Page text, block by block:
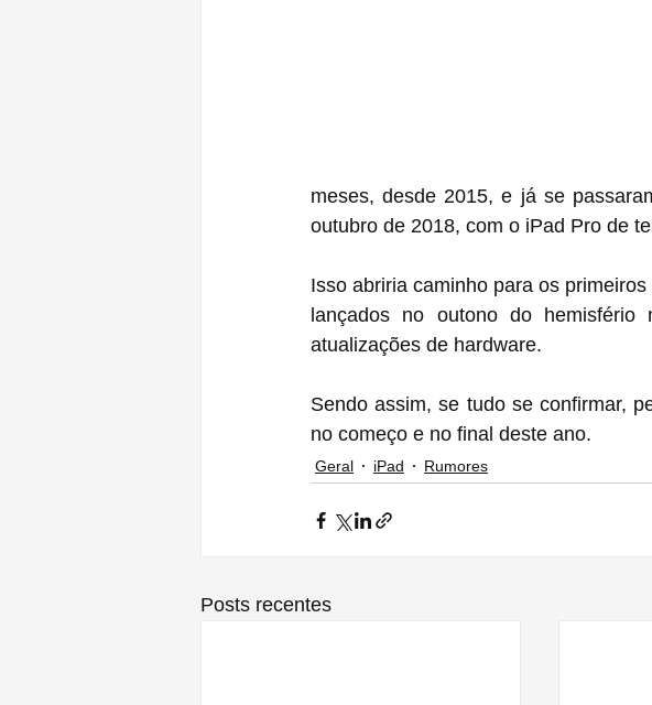
meses, desde 2015, e já se
outubro de 2018, com o iPad Pro de
Isso abriria caminho para os
lançados no outono do
atualizações de hardware.
Sendo assim, se tudo se confirmar,
no começo e no final deste ano.
Geral iPad Rumores
Posts recentes